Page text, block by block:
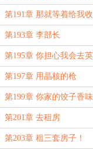
第191章 那就等着给我收
第193章 李部长
第195章 你担心我会去
罪人？
第197章 用晶核的枪
第199章 你家的饺子香
馋哭了
第201章 去租房
第203章 租三套房子！